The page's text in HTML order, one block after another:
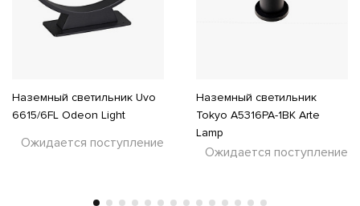
Наземный светильник Uvo
6615/6FL Odeon Light
Ожидается поступление
Наземный светильник
Tokyo A5316PA-1BK Arte
Lamp
Ожидается поступление